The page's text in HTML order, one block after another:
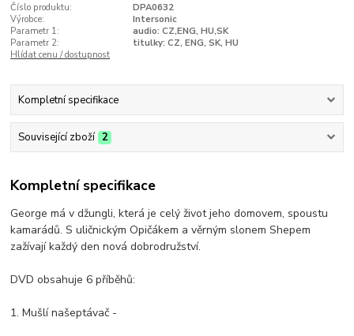
Číslo produktu:
DPA0632
Výrobce:
Intersonic
Parametr 1:
audio: CZ,ENG, HU,SK
Parametr 2:
titulky: CZ, ENG, SK, HU
Hlídat cenu / dostupnost
Kompletní specifikace
Související zboží 2
Kompletní specifikace
George má v džungli, která je celý život jeho domovem, spoustu
kamarádů. S uličnickým Opičákem a věrným slonem Shepem
zažívají každý den nová dobrodružství.
DVD obsahuje 6 příběhů:
1. Mušlí našeptávač -